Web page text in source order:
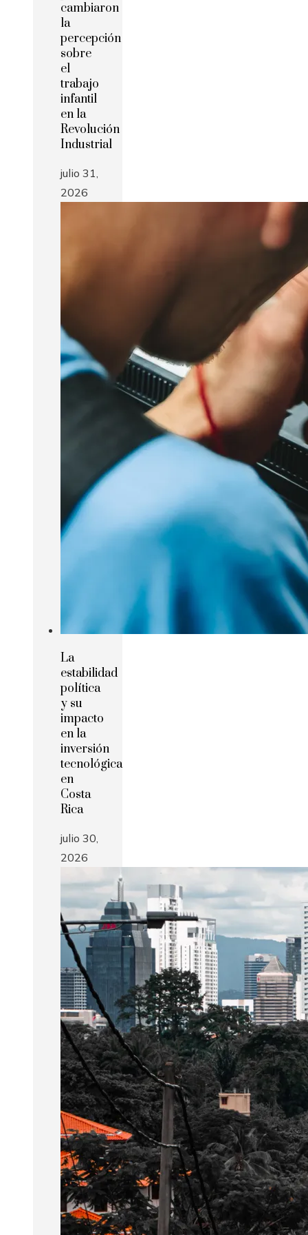
cambiaron
la
percepción
sobre
el
trabajo
infantil
en la
Revolución
Industrial
julio 31,
2026
La
estabilidad
política
y su
impacto
en la
inversión
tecnológica
en
Costa
Rica
julio 30,
2026